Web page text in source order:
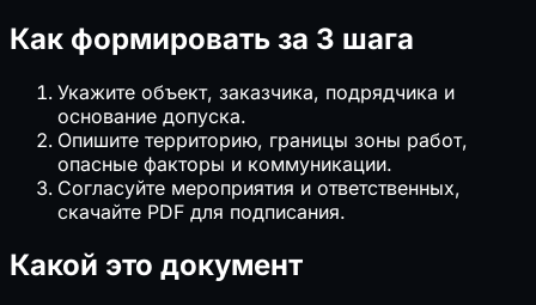
Как формировать за 3 шага
Укажите объект, заказчика, подрядчика и
основание допуска.
Опишите территорию, границы зоны работ,
опасные факторы и коммуникации.
Согласуйте мероприятия и ответственных,
скачайте PDF для подписания.
Какой это документ